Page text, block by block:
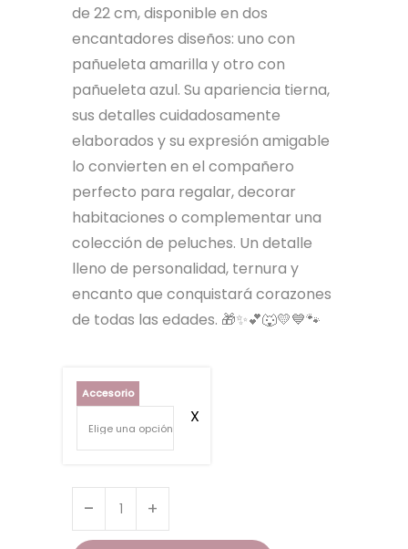
de 22 cm, disponible en dos
encantadores diseños: uno con
pañueleta amarilla y otro con
pañueleta azul. Su apariencia tierna,
sus detalles cuidadosamente
elaborados y su expresión amigable
lo convierten en el compañero
perfecto para regalar, decorar
habitaciones o complementar una
colección de peluches. Un detalle
lleno de personalidad, ternura y
encanto que conquistará corazones
de todas las edades. 🎁✨💕🐺💛💙🐾
Accesorio